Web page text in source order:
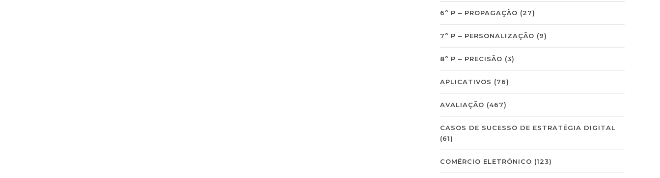
6º P – PROPAGAÇÃO (27)
7º P – PERSONALIZAÇÃO (9)
8º P – PRECISÃO (3)
APLICATIVOS (76)
AVALIAÇÃO (467)
CASOS DE SUCESSO DE ESTRATÉGIA DIGITAL
(61)
COMÉRCIO ELETRÓNICO (123)